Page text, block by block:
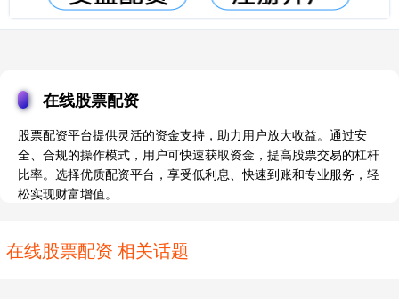
在线股票配资
股票配资平台提供灵活的资金支持，助力用户放大收益。通过安
全、合规的操作模式，用户可快速获取资金，提高股票交易的杠杆
比率。选择优质配资平台，享受低利息、快速到账和专业服务，轻
松实现财富增值。
在线股票配资 相关话题